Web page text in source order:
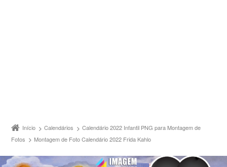
Início Calendários
Calendário 2022 Infantil PNG para Montagem de
Fotos
Montagem de Foto Calendário 2022 Frida Kahlo